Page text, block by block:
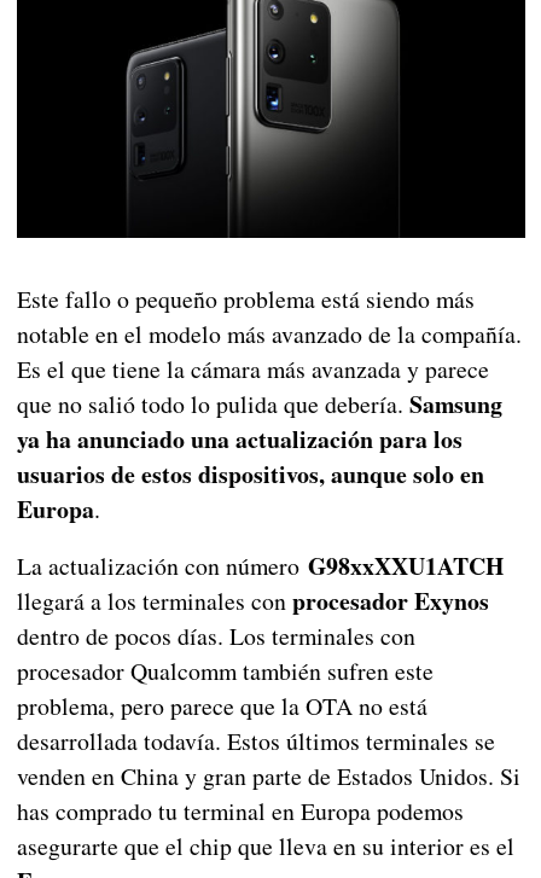
Este fallo o pequeño problema está siendo más
notable en el modelo más avanzado de la compañía.
Es el que tiene la cámara más avanzada y parece
que no salió todo lo pulida que debería. Samsung
ya ha anunciado una actualización para los
usuarios de estos dispositivos, aunque solo en
Europa.
La actualización con número G98xxXXU1ATCH
llegará a los terminales conprocesador Exynos
dentro de pocos días. Los terminales con
procesador Qualcomm también sufren este
problema, pero parece que la OTA no está
desarrollada todavía. Estos últimos terminales se
venden en China y gran parte de Estados Unidos. Si
has comprado tu terminal en Europa podemos
asegurarte que el chip que lleva en su interior es el